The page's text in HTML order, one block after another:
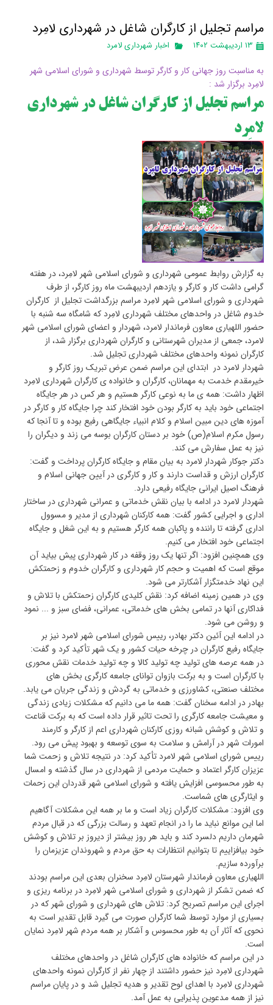
مراسم تجلیل از کارگران شاغل در شهرداری لامِرد
۱۳ اردیبهشت ۱۴۰۲ اخبار شهرداری لامرد
به مناسبت روز جهانی کار و کارگر توسط شهرداری و شورای اسلامی شهر
لامِرد برگزار شد :
مراسم تجلیل از کارگران شاغل در شهرداری
لامِرد
به گزارش روابط عمومی شهرداری و شورای اسلامی شهر لامِرد، در هفته
گرامی داشت کار و کارگر و یازدهم اردیبهشت ماه روز کارگر، از طرف
شهرداری و شورای اسلامی شهر لامِرد مراسم بزرگداشت تجلیل از کارگران
خدوم شاغل در واحدهای مختلف شهرداری لامِرد که شامگاه سه شنبه با
حضور اللهیاری معاون فرماندار لامرد، شهردار و اعضای شورای اسلامی شهر
لامرد، جمعی از مدیران شهرستانی و کارگران شهرداری برگزار شد، از
کارگران نمونه واحدهای مختلف شهرداری تجلیل شد.
شهردار لامرد در ابتدای این مراسم ضمن عرض تبریک روز کارگر و
خیرمقدم خدمت به مهمانان، کارگران و خانواده ی کارگران شهرداری لامِرد
اظهار داشت: همه ی ما به نوعی کارگر هستیم و هر کس در هر جایگاه
اجتماعی خود باید به کارگر بودن خود افتخار کند چرا جایگاه کار و کارگر در
آموزه های دین مبین اسلام و کلام انبیاء جایگاهی رفیع بوده و تا آنجا که
رسول مکرم اسلام(ص) خود بر دستان کارگران بوسه می زند و دیگران را
نیز به عمل سفارش می کند.
دکتر جوکار شهردار لامرد به بیان مقام و جایگاه کارگران پرداخت و گفت:
کارگران ارزش و قداست دارند و کار و کارگری در آیین جهانی اسلام و
فرهنگ اصیل ایرانی جایگاه رفیعی دارد.
شهردار لامرد در ادامه با بیان نقش خدماتی و عمرانی شهرداری در ساختار
اداری و اجرایی کشور گفت: همه کارکنان شهرداری از مدیر و مسوول
اداری گرفته تا راننده و پاکبان همه کارگر هستیم و به این شغل و جایگاه
اجتماعی خود افتخار می کنیم.
وی همچنین افزود: اگر تنها یک روز وقفه در کار شهرداری پیش بیاید آن
موقع است که اهمیت و حجم کار شهرداری و کارگران خدوم و زحمتکش
این نهاد خدمتگزار آشکارتر می شود.
وی در همین زمینه اضافه کرد: نقش کلیدی کارگران زحمتکش با تلاش و
فداکاری آنها در تمامی بخش های خدماتی، عمرانی، فضای سبز و ... نمود
و روشن می شود.
در ادامه این آئین دکتر بهادر، رییس شورای اسلامی شهر لامرد نیز بر
جایگاه رفیع کارگران در چرخه حیات کشور و یک شهر تأکید کرد و گفت:
در همه عرصه های تولید چه تولید کالا و چه تولید خدمات نقش محوری
با کارگران است و به برکت بازوان توانای جامعه کارگری بخش های
مختلف صنعتی، کشاورزی و خدماتی به گردش و زندگی جریان می یابد.
بهادر در ادامه سخنان گفت: همه ما می دانیم که مشکلات زیادی زندگی
و معیشت جامعه کارگری را تحت تاثیر قرار داده است که به برکت قناعت
و تلاش و کوشش شبانه روزی کارکنان شهرداری اعم از کارگر و کارمند
امورات شهر در آرامش و سلامت به سوی توسعه و بهبود پیش می رود.
رییس شورای اسلامی شهر لامرد تأکید کرد: در نتیجه تلاش و زحمت شما
عزیزان کارگر اعتماد و حمایت مردمی از شهرداری در سال گذشته و امسال
به طور محسوسی افزایش یافته و شورای اسلامی شهر قدردان این زحمات
و ایثارگری های شماست.
وی افزود: مشکلات کارگران زیاد است و ما بر همه این مشکلات آگاهیم
اما این موانع نباید ما را در انجام تعهد و رسالت بزرگی که در قبال مردم
شهرمان داریم دلسرد کند و باید هر روز بیشتر از دیروز بر تلاش و کوشش
خود بیافزاییم تا بتوانیم انتظارات به حق مردم و شهروندان عزیزمان را
برآورده سازیم.
اللهیاری معاون فرماندار شهرستان لامِرد سخنران بعدی این مراسم بودند
که ضمن تشکر از شهرداری و شورای اسلامی شهر لامِرد در برنامه ریزی و
اجرای این مراسم تصریح کرد: تلاش های شهرداری و شورای شهر که در
بسیاری از موارد توسط شما کارگران صورت می گیرد قابل تقدیر است به
نحوی که آثار آن به طور محسوس و آشکار بر همه مردم شهر لامِرد نمایان
است.
در این مراسم که خانواده های کارگران شاغل در واحدهای مختلف
شهرداری لامِرد نیز حضور داشتند از چهار نفر از کارگران نمونه واحدهای
شهرداری لامِرد با اهدای لوح تقدیر و هدیه تجلیل شد و در پایان مراسم
نیز از همه مدعوین پذیرایی به عمل آمد.